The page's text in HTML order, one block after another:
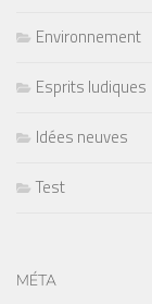
Environnement
Esprits ludiques
Idées neuves
Test
MÉTA